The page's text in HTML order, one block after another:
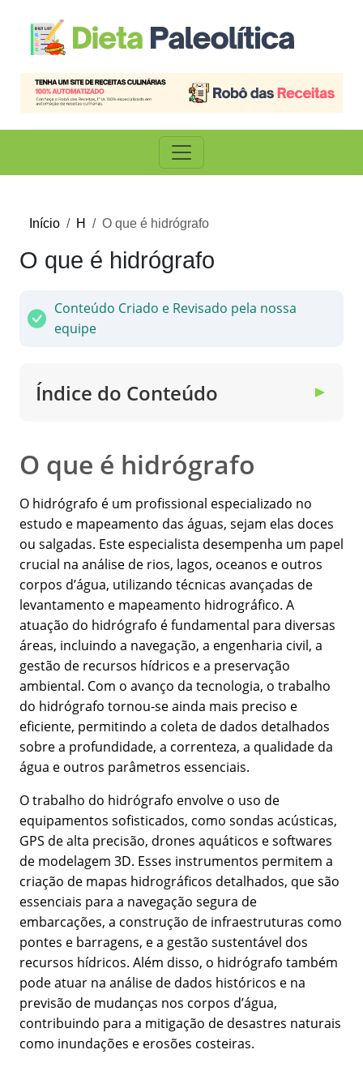
Início H O que é hidrógrafo
O que é hidrógrafo
Conteúdo Criado e Revisado pela nossa
equipe
Índice do Conteúdo ▼
O que é hidrógrafo
O hidrógrafo é um profissional especializado no
estudo e mapeamento das águas, sejam elas doces
ou salgadas. Este especialista desempenha um papel
crucial na análise de rios, lagos, oceanos e outros
corpos d’água, utilizando técnicas avançadas de
levantamento e mapeamento hidrográfico. A
atuação do hidrógrafo é fundamental para diversas
áreas, incluindo a navegação, a engenharia civil, a
gestão de recursos hídricos e a preservação
ambiental. Com o avanço da tecnologia, o trabalho
do hidrógrafo tornou-se ainda mais preciso e
eficiente, permitindo a coleta de dados detalhados
sobre a profundidade, a correnteza, a qualidade da
água e outros parâmetros essenciais.
O trabalho do hidrógrafo envolve o uso de
equipamentos sofisticados, como sondas acústicas,
GPS de alta precisão, drones aquáticos e softwares
de modelagem 3D. Esses instrumentos permitem a
criação de mapas hidrográficos detalhados, que são
essenciais para a navegação segura de
embarcações, a construção de infraestruturas como
pontes e barragens, e a gestão sustentável dos
recursos hídricos. Além disso, o hidrógrafo também
pode atuar na análise de dados históricos e na
previsão de mudanças nos corpos d’água,
contribuindo para a mitigação de desastres naturais
como inundações e erosões costeiras.